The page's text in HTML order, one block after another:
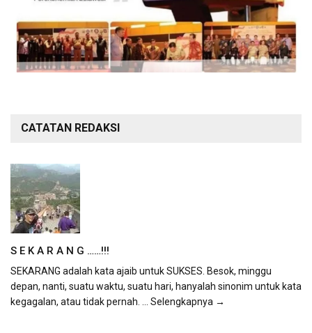
CATATAN REDAKSI
S E K A R A N G ……!!!
SEKARANG adalah kata ajaib untuk SUKSES. Besok, minggu
depan, nanti, suatu waktu, suatu hari, hanyalah sinonim untuk kata
kegagalan, atau tidak pernah. ... Selengkapnya →